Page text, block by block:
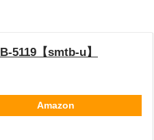
5119【smtb-u】
Amazon